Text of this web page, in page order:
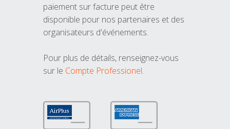
paiement sur facture peut être
disponible pour nos partenaires et des
organisateurs d'événements.
Pour plus de détails, renseignez-vous
sur le Compte Professionel.